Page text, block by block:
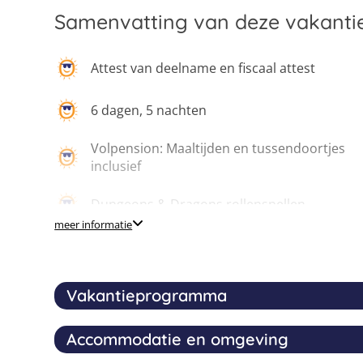
Samenvatting van deze
Attest van deelname en fiscaal attest
6 dagen, 5 nachten
Volpension: Maaltijden en tussendoortjes
inclusief
Dungeons & Dragons rollenspellen
meer informatie
Vakantieprogramma
Dungeons & Dragons is al jarenlange en
ontstaan in de jaren 70, en werd in deze tijd
Accommodatie en omgeving